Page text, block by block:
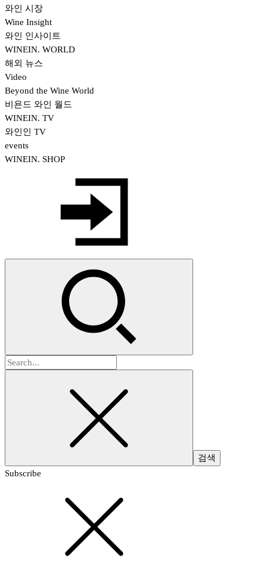
와인 시장
Wine Insight
와인 인사이트
WINEIN. WORLD
해외 뉴스
Video
Beyond the Wine World
비욘드 와인 월드
WINEIN. TV
와인인 TV
events
WINEIN. SHOP
검
Subscribe